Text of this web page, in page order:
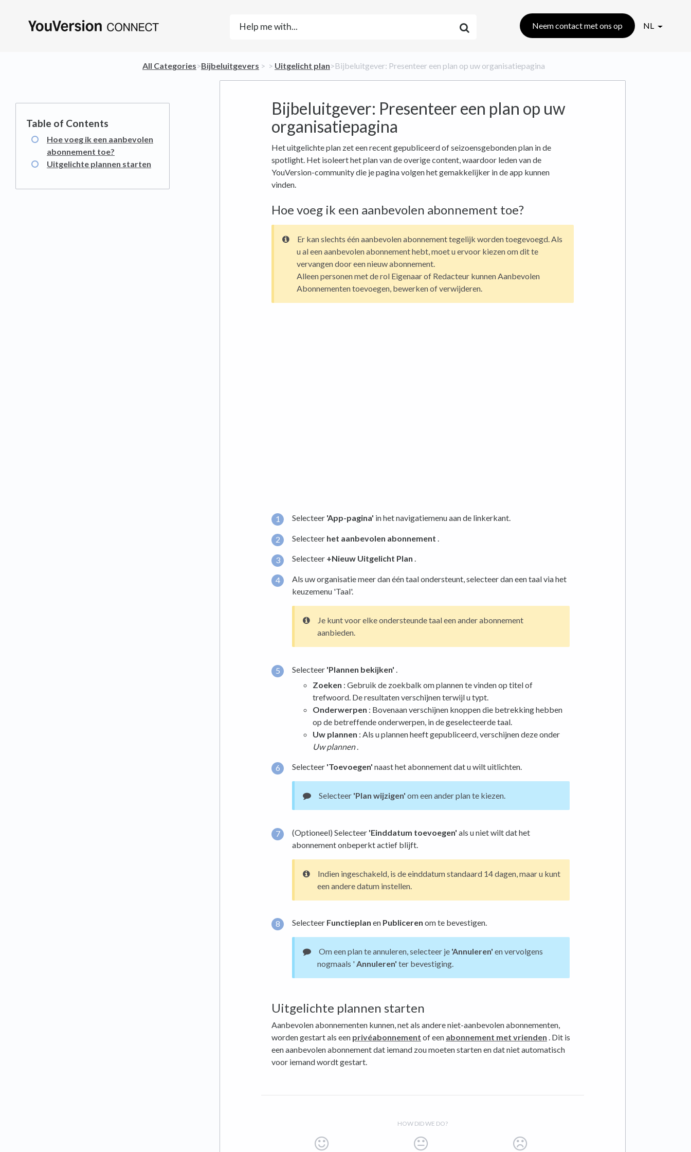
Neem contact met ons op NL
All Categories​>​​Bijbeluitgevers ​ > ​ ​ > ​ ​Uitgelicht plan​>​ Bijbeluitgever: Presenteer een plan op uw organisatiepagina
Bijbeluitgever: Presenteer een plan op uw
organisatiepagina
Hoe voeg ik een aanbevolen
abonnement toe?
Uitgelichte plannen starten
Het uitgelichte plan zet een recent gepubliceerd of seizoensgebonden plan in de
spotlight. Het isoleert het plan van de overige content, waardoor leden van de
YouVersion-community die je pagina volgen het gemakkelijker in de app kunnen
vinden.
Hoe voeg ik een aanbevolen abonnement toe?
Er kan slechts één aanbevolen abonnement tegelijk worden toegevoegd. Als
u al een aanbevolen abonnement hebt, moet u ervoor kiezen om dit te
vervangen door een nieuw abonnement.
Alleen personen met de rol Eigenaar of Redacteur kunnen Aanbevolen
Abonnementen toevoegen, bewerken of verwijderen.
Selecteer 'App-pagina' in het navigatiemenu aan de linkerkant.
Selecteer het aanbevolen abonnement
Selecteer +Nieuw Uitgelicht Plan .
Als uw organisatie meer dan één taal ondersteunt, selecteer dan een taal via het
keuzemenu 'Taal'.
Je kunt voor elke ondersteunde taal een ander abonnement
aanbieden.
Selecteer 'Plannen bekijken'
Zoeken : Gebruik de zoekbalk om plannen te vinden op titel of
trefwoord. De resultaten verschijnen terwijl u typt.
Onderwerpen : Bovenaan verschijnen knoppen die betrekking hebben
op de betreffende onderwerpen, in de geselecteerde taal.
Uw plannen : Als u plannen heeft gepubliceerd, verschijnen deze onder
Uw plannen.
Selecteer 'Toevoegen' naast het abonnement dat u wilt uitlichten.
Selecteer 'Plan wijzigen' om een ​​ander plan te kiezen.
(Optioneel) Selecteer 'Einddatum toevoegen' als u niet wilt dat het
abonnement onbeperkt actief blijft.
Indien ingeschakeld, is de einddatum standaard 14 dagen, maar u kunt
een andere datum instellen.
Selecteer Functieplan en Publiceren om te bevestigen.
Om een ​​plan te annuleren, selecteer je 'Annuleren' en vervolgens
nogmaals 'Annuleren' ter bevestiging.
Uitgelichte plannen starten
Aanbevolen abonnementen kunnen, net als andere niet-aanbevolen abonnementen,
worden gestart als een privéabonnement of een abonnement met vrienden . Dit is
een aanbevolen abonnement dat iemand zou moeten starten en dat niet automatisch
voor iemand wordt gestart.
HOW DID WE DO?